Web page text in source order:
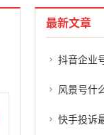
最新文章
抖音企业号如何举
风景号什么意
快手投诉最狠方法是什